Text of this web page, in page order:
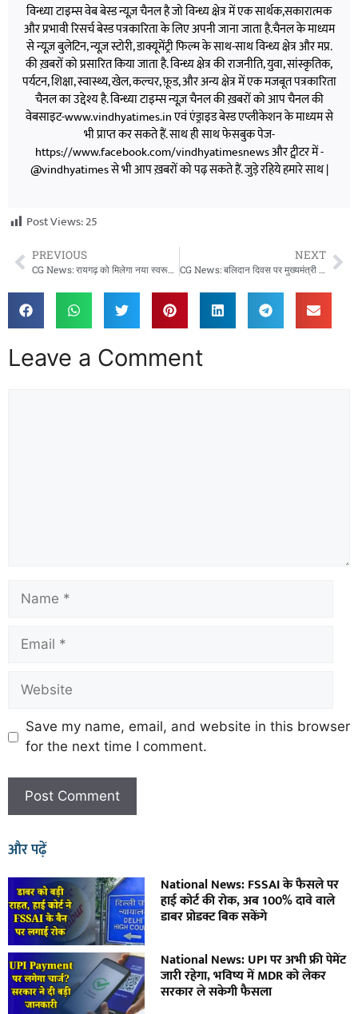
विन्ध्या टाइम्स वेब बेस्ड न्यूज़ चैनल है जो विन्ध्य क्षेत्र में एक सार्थक,सकारात्मक
और प्रभावी रिसर्च बेस्ड पत्रकारिता के लिए अपनी जाना जाता है.चैनल के माध्यम
से न्यूज़ बुलेटिन, न्यूज़ स्टोरी, डाक्यूमेंट्री फिल्म के साथ-साथ विन्ध्य क्षेत्र और मप्र.
की ख़बरों को प्रसारित किया जाता है. विन्ध्य क्षेत्र की राजनीति, युवा, सांस्कृतिक,
पर्यटन, शिक्षा, स्वास्थ्य, खेल, कल्चर, फ़ूड, और अन्य क्षेत्र में एक मजबूत पत्रकारिता
चैनल का उद्देश्य है. विन्ध्या टाइम्स न्यूज़ चैनल की ख़बरों को आप चैनल की
वेबसाइट-www.vindhyatimes.in एवं एंड्राइड बेस्ड एप्लीकेशन के माध्यम से
भी प्राप्त कर सकते हैं. साथ ही साथ फेसबुक पेज-
https://www.facebook.com/vindhyatimesnews और ट्वीटर में -
@vindhyatimes से भी आप ख़बरों को पढ़ सकते हैं. जुड़े रहिये हमारे साथ |
Post Views:25
PREVIOUS
CG News: रायगढ़ को मिलेगा नया स्वरूप, वित्त मंत्री ओ.पी. चौधरी ने विकास परियोजनाओं का किया निरीक्षण
NEXT
CG News: बलिदान दिवस पर मुख्यमंत्री साय ने डॉ. श्यामा प्रसाद मुखर्जी को दी श्रद्धांजलि
Leave a Comment
Save my name, email, and website in this browser
for the next time I comment.
और पढ़ें
National News: FSSAI के फैसले पर
हाई कोर्ट की रोक, अब 100% दावे वाले
डाबर प्रोडक्ट बिक सकेंगे
National News: UPI पर अभी फ्री पेमेंट
जारी रहेगा, भविष्य में MDR को लेकर
सरकार ले सकेगी फैसला